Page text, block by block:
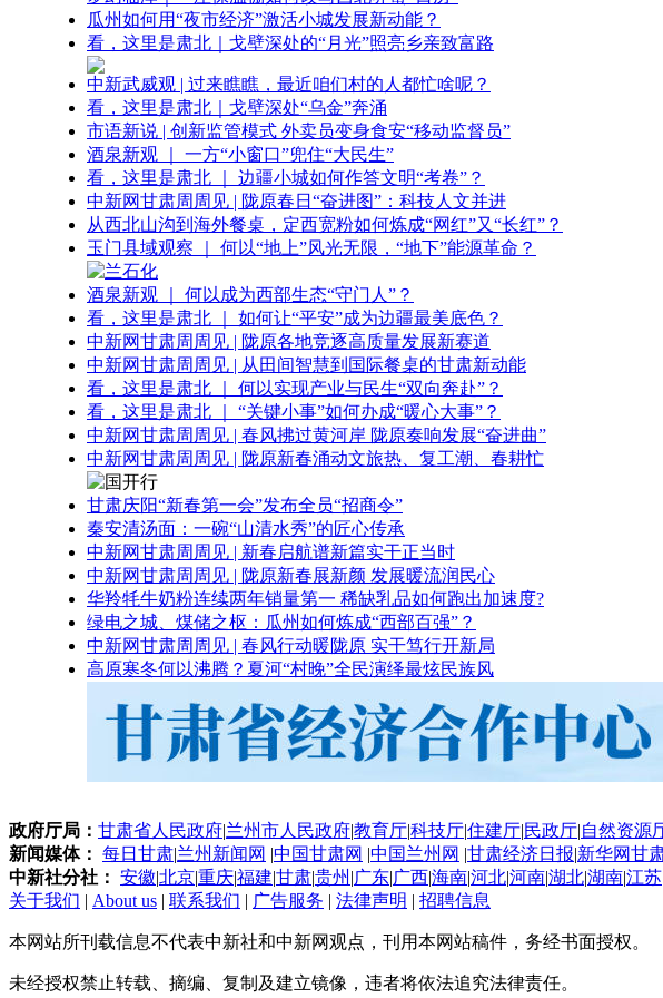
瓜州如何用“夜市经济”激活小城发展新动能？
看，这里是肃北｜戈壁深处的“月光”照亮乡亲致富路
中新武威观 | 过来瞧瞧，最近咱们村的人都忙啥呢？
看，这里是肃北｜戈壁深处“乌金”奔涌
市语新说 | 创新监管模式 外卖员变身食安“移动监督员”
酒泉新观 ｜ 一方“小窗口”兜住“大民生”
看，这里是肃北 ｜ 边疆小城如何作答文明“考卷”？
中新网甘肃周周见 | 陇原春日“奋进图”：科技人文并进
从西北山沟到海外餐桌，定西宽粉如何炼成“网红”又“长红”？
玉门县域观察 ｜ 何以“地上”风光无限，“地下”能源革命？
酒泉新观 ｜ 何以成为西部生态“守门人”？
看，这里是肃北 ｜ 如何让“平安”成为边疆最美底色？
中新网甘肃周周见 | 陇原各地竞逐高质量发展新赛道
中新网甘肃周周见 | 从田间智慧到国际餐桌的甘肃新动能
看，这里是肃北 ｜ 何以实现产业与民生“双向奔赴”？
看，这里是肃北 ｜ “关键小事”如何办成“暖心大事”？
中新网甘肃周周见 | 春风拂过黄河岸 陇原奏响发展“奋进曲”
中新网甘肃周周见 | 陇原新春涌动文旅热、复工潮、春耕忙
甘肃庆阳“新春第一会”发布全员“招商令”
秦安清汤面：一碗“山清水秀”的匠心传承
中新网甘肃周周见 | 新春启航谱新篇实干正当时
中新网甘肃周周见 | 陇原新春展新颜 发展暖流润民心
华羚牦牛奶粉连续两年销量第一 稀缺乳品如何跑出加速度?
绿电之城、煤储之枢：瓜州如何炼成“西部百强”？
中新网甘肃周周见 | 春风行动暖陇原 实干笃行开新局
高原寒冬何以沸腾？夏河“村晚”全民演绎最炫民族风
政府厅局： 甘肃省人民政府|兰州市人民政府|教育厅|科技厅|住建厅|民政厅|自然资源
新闻媒体： 每日甘肃|兰州新闻网 |中国甘肃网 |中国兰州网 |甘肃经济日报|新华网甘
中新社分社： 安徽|北京|重庆|福建|甘肃|贵州 |广东|广西|海南|河北|河南|湖北|湖南|江苏
关于我们 | About us | 联系我们 | 广告服务 | 法律声明 | 招聘信息
本网站所刊载信息不代表中新社和中新网观点，刊用本网站稿件，务经书面授权。
未经授权禁止转载、摘编、复制及建立镜像，违者将依法追究法律责任。